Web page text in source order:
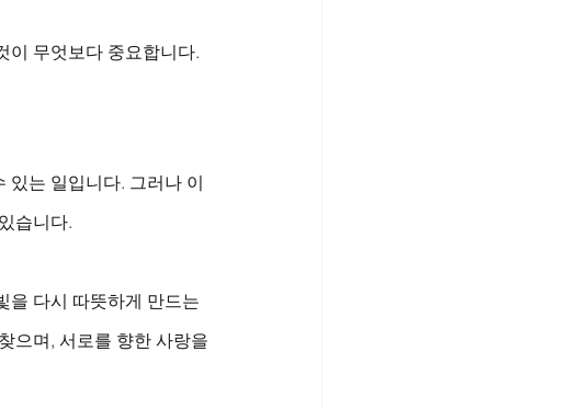
이 무엇보다 중요합니다.
있는 일입니다. 그러나 이
습니다.
을 다시 따뜻하게 만드는
으며, 서로를 향한 사랑을